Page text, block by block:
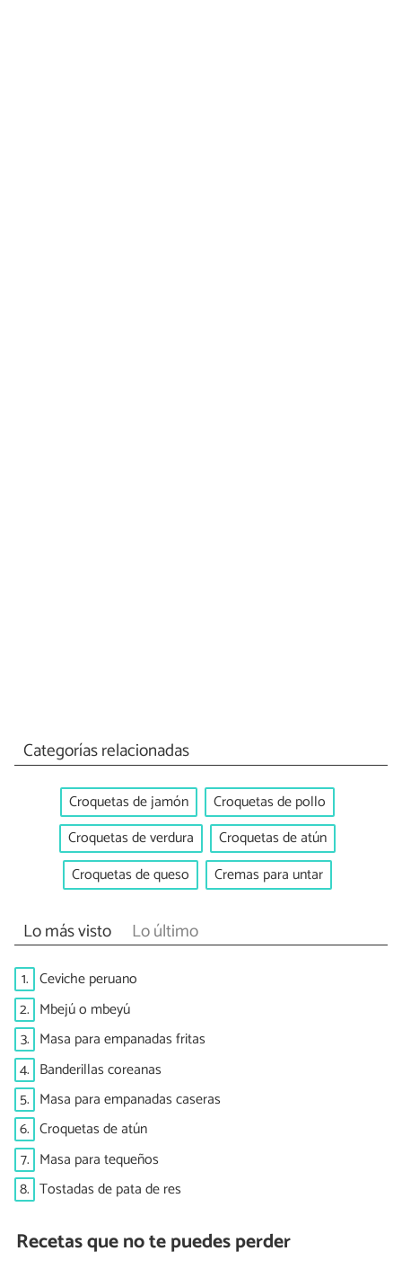
Categorías relacionadas
Croquetas de jamón
Croquetas de pollo
Croquetas de verdura
Croquetas de atún
Croquetas de queso
Cremas para untar
Lo más visto Lo último
1. Ceviche peruano
2. Mbejú o mbeyú
3. Masa para empanadas fritas
4. Banderillas coreanas
5. Masa para empanadas caseras
6. Croquetas de atún
7. Masa para tequeños
8. Tostadas de pata de res
Recetas que no te puedes perder